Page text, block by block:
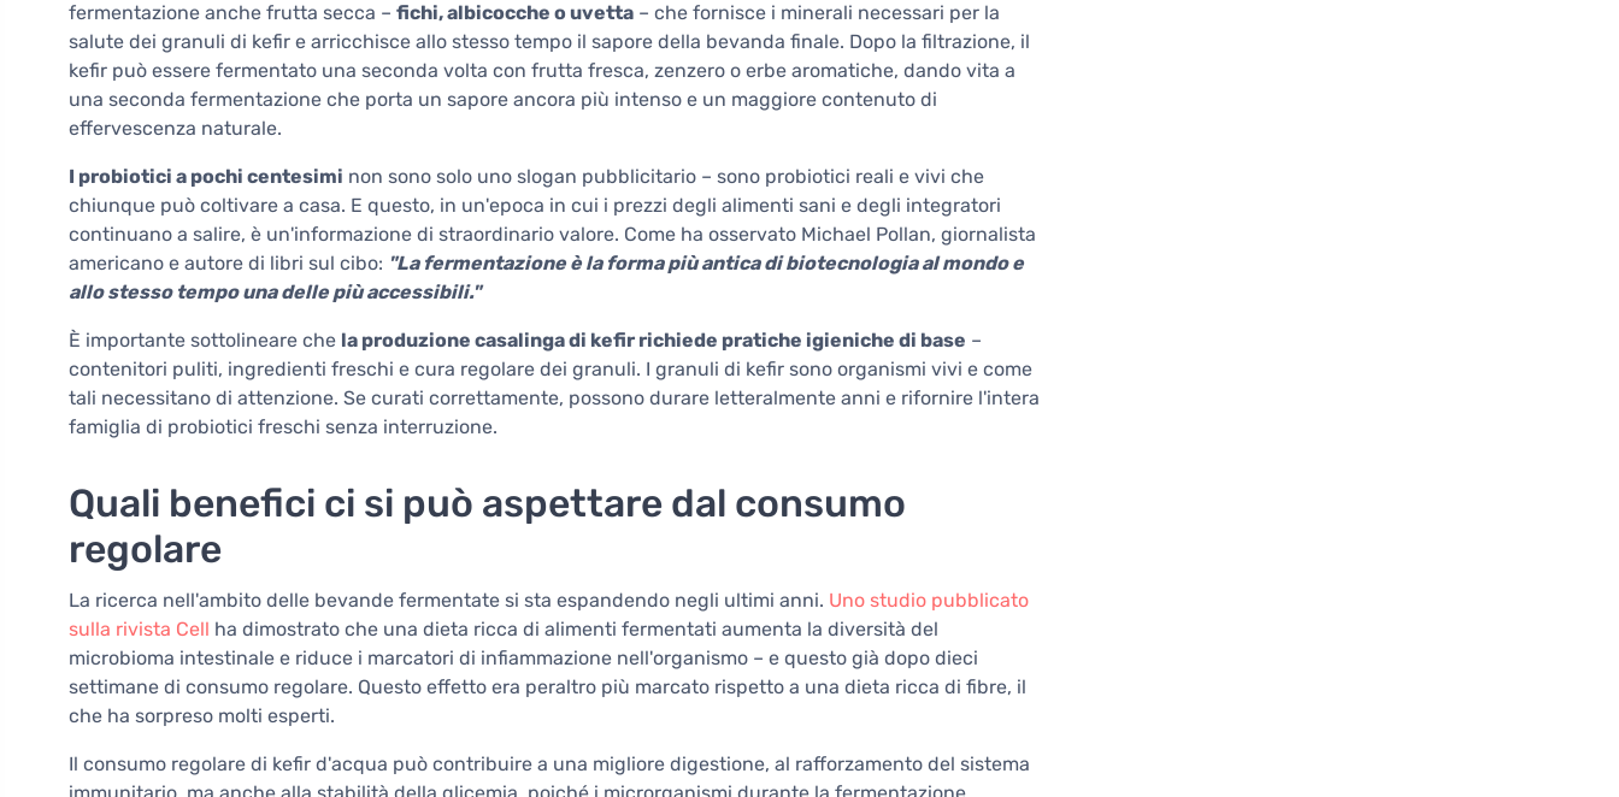
fermentazione anche frutta secca – fichi, albicocche o uvetta – che fornisce i minerali necessari per la
salute dei granuli di kefir e arricchisce allo stesso tempo il sapore della bevanda finale. Dopo la filtrazione, il
kefir può essere fermentato una seconda volta con frutta fresca, zenzero o erbe aromatiche, dando vita a
una seconda fermentazione che porta un sapore ancora più intenso e un maggiore contenuto di
effervescenza naturale.
I probiotici a pochi centesimi non sono solo uno slogan pubblicitario – sono probiotici reali e vivi che
chiunque può coltivare a casa. E questo, in un'epoca in cui i prezzi degli alimenti sani e degli integratori
continuano a salire, è un'informazione di straordinario valore. Come ha osservato Michael Pollan, giornalista
americano e autore di libri sul cibo: "La fermentazione è la forma più antica di biotecnologia al mondo e
allo stesso tempo una delle più accessibili."
È importante sottolineare che la produzione casalinga di kefir richiede pratiche igieniche di base –
contenitori puliti, ingredienti freschi e cura regolare dei granuli. I granuli di kefir sono organismi vivi e come
tali necessitano di attenzione. Se curati correttamente, possono durare letteralmente anni e rifornire l'intera
famiglia di probiotici freschi senza interruzione.
Quali benefici ci si può aspettare dal consumo
regolare
La ricerca nell'ambito delle bevande fermentate si sta espandendo negli ultimi anni. Uno studio pubblicato
sulla rivista Cell ha dimostrato che una dieta ricca di alimenti fermentati aumenta la diversità del
microbioma intestinale e riduce i marcatori di infiammazione nell'organismo – e questo già dopo dieci
settimane di consumo regolare. Questo effetto era peraltro più marcato rispetto a una dieta ricca di fibre, il
che ha sorpreso molti esperti.
Il consumo regolare di kefir d'acqua può contribuire a una migliore digestione, al rafforzamento del sistema